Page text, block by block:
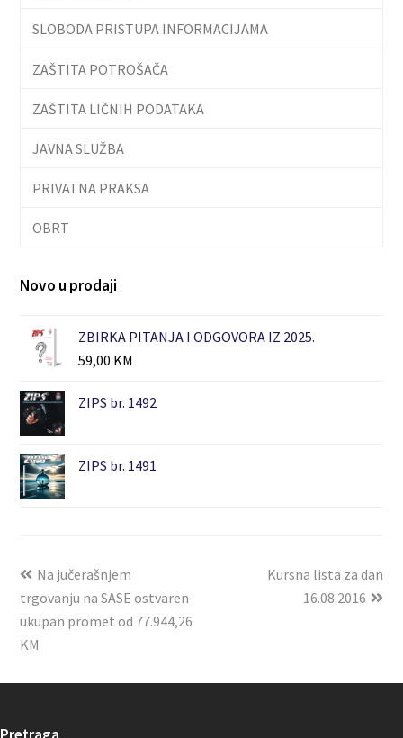
SLOBODA PRISTUPA INFORMACIJAMA
ZAŠTITA POTROŠAČA
ZAŠTITA LIČNIH PODATAKA
JAVNA SLUŽBA
PRIVATNA PRAKSA
OBRT
Novo u prodaji
ZBIRKA PITANJA I ODGOVORA IZ 2025.
59,00 KM
ZIPS br. 1492
ZIPS br. 1491
Na jučerašnjem
trgovanju na SASE ostvaren
ukupan promet od 77.944,26
KM
Kursna lista za dan
16.08.2016